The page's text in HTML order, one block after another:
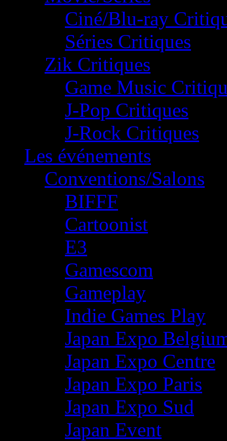
Ciné/Blu-ray
Séries Critiques
Zik Critiques
Game Music
J-Pop Critiques
J-Rock Critiques
Les événements
Conventions/Salons
BIFFF
Cartoonist
E3
Gamescom
Gameplay
Indie Games Play
Japan Expo
Japan Expo Centre
Japan Expo Paris
Japan Expo Sud
Japan Event